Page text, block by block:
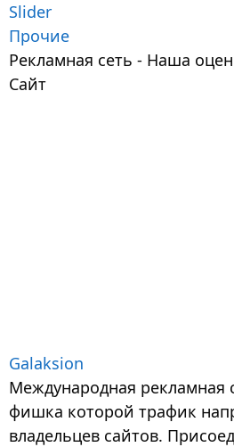
Slider
Прочие
Рекламная сеть - Наша
Сайт
Galaksion
Международная рекламная
фишка которой трафик
владельцев сайтов.